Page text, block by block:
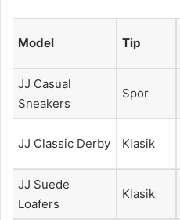
Model Tip
JJ Casual
Sneakers
Spor
JJ Classic Derby Klasik
JJ Suede
Loafers
Klasik